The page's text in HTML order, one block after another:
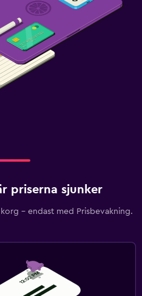
priserna sjunker
– endast med Prisbevakning.